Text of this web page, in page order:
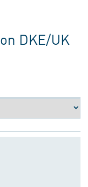
DKE/UK